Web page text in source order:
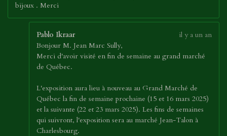
bijoux . Merci
Pablo Ikraar
il y a un an
Bonjour M. Jean Marc Sully,
Merci d'avoir visité en fin de semaine au grand marché
de Québec.
L'exposition aura lieu à nouveau au Grand Marché de
Québec la fin de semaine prochaine (15 et 16 mars 2025)
et la suivante (22 et 23 mars 2025). Les fins de semaines
qui suivront, l'exposition sera au marché Jean-Talon à
Charlesbourg.